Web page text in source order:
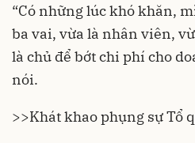
“Có những lúc khó khăn,
ba vai, vừa là nhân viên,
là chủ để bớt chi phí cho
nói.
>>Khát khao phụng sự Tổ